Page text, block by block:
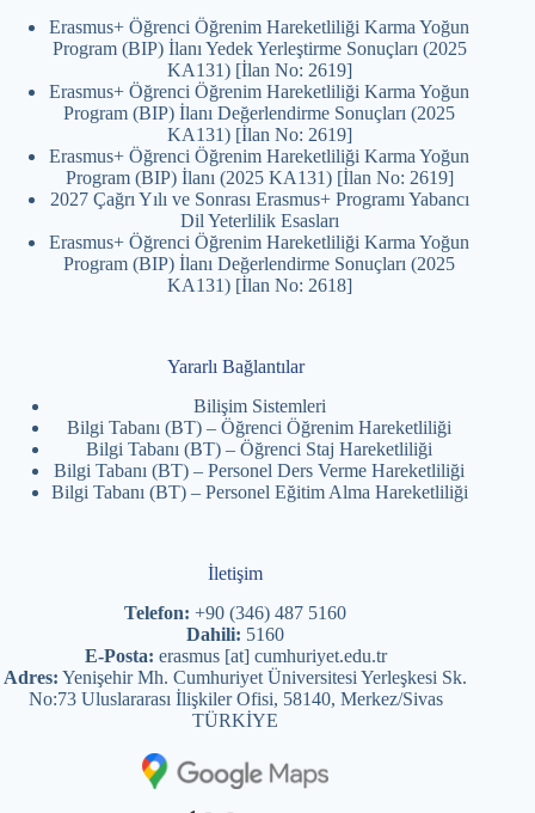
Erasmus+ Öğrenci Öğrenim Hareketliliği Karma Yoğun
Program (BIP) İlanı Yedek Yerleştirme Sonuçları (2025
KA131) [İlan No: 2619]
Erasmus+ Öğrenci Öğrenim Hareketliliği Karma Yoğun
Program (BIP) İlanı Değerlendirme Sonuçları (2025
KA131) [İlan No: 2619]
Erasmus+ Öğrenci Öğrenim Hareketliliği Karma Yoğun
Program (BIP) İlanı (2025 KA131) [İlan No: 2619]
2027 Çağrı Yılı ve Sonrası Erasmus+ Programı Yabancı
Dil Yeterlilik Esasları
Erasmus+ Öğrenci Öğrenim Hareketliliği Karma Yoğun
Program (BIP) İlanı Değerlendirme Sonuçları (2025
KA131) [İlan No: 2618]
Yararlı Bağlantılar
Bilişim Sistemleri
Bilgi Tabanı (BT) – Öğrenci Öğrenim Hareketliliği
Bilgi Tabanı (BT) – Öğrenci Staj Hareketliliği
Bilgi Tabanı (BT) – Personel Ders Verme Hareketliliği
Bilgi Tabanı (BT) – Personel Eğitim Alma Hareketliliği
İletişim
Telefon: +90 (346) 487 5160
Dahili: 5160
E-Posta: erasmus [at] cumhuriyet.edu.tr
Adres: Yenişehir Mh. Cumhuriyet Üniversitesi Yerleşkesi Sk.
No:73 Uluslararası İlişkiler Ofisi, 58140, Merkez/Sivas
TÜRKİYE